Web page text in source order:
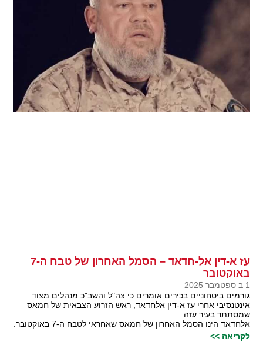
עז א-דין אל-חדאד – הסמל האחרון של טבח ה-7
באוקטובר
1 ב ספטמבר 2025
גורמים ביטחוניים בכירים אומרים כי צה"ל והשב"כ מנהלים מצוד
אינטנסיבי אחרי עז א-דין אלחדאד, ראש הזרוע הצבאית של חמאס
שמסתתר בעיר עזה.
אלחדאד הינו הסמל האחרון של חמאס שאחראי לטבח ה-7 באוקטובר.
לקריאה >>